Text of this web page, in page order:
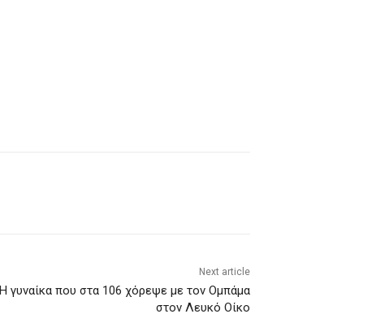
Next article
Η γυναίκα που στα 106 χόρεψε με τον Ομπάμα
στον Λευκό Οίκο